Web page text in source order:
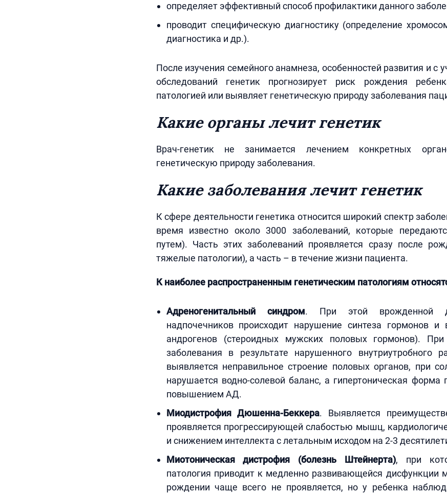
определяет эффективный способ профилактики данного
проводит специфическую диагностику (определение
диагностика и др.).
После изучения семейного анамнеза, особенностей развития и с
обследований генетик прогнозирует риск рождения
патологией или выявляет генетическую природу заболевания
Какие органы лечит генетик
Врач-генетик не занимается лечением конкретных
генетическую природу заболевания.
Какие заболевания лечит генетик
К сфере деятельности генетика относится широкий спектр
время известно около 3000 заболеваний, которые
путем). Часть этих заболеваний проявляется сразу после
тяжелые патологии), а часть – в течение жизни пациента.
К наиболее распространенным генетическим патологиям
Адреногенитальный синдром. При этой врожденной
надпочечников происходит нарушение синтеза гормонов и
андрогенов (стероидных мужских половых гормонов).
заболевания в результате нарушенного внутриутробного
выявляется неправильное строение половых органов, при
нарушается водно-солевой баланс, а гипертоническая форма
повышением АД.
Миодистрофия Дюшенна-Беккера. Выявляется
проявляется прогрессирующей слабостью мышц,
и снижением интеллекта с летальным исходом на 2-3
Миотоническая дистрофия (болезнь Штейнерта), при
патология приводит к медленно развивающейся дисфункции
рождении чаще всего не проявляется, но у ребенка